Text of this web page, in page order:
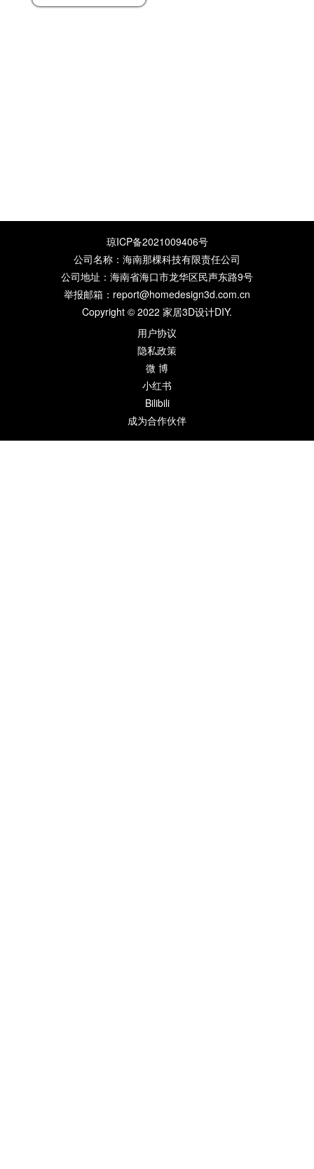
琼ICP备2021009406号
公司名称：海南那棵科技有限责任公司
公司地址：海南省海口市龙华区民声东路9号
举报邮箱：report@homedesign3d.com.cn
Copyright © 2022 家居3D设计DIY.
用户协议
隐私政策
微 博
小红书
Bilibili
成为合作伙伴